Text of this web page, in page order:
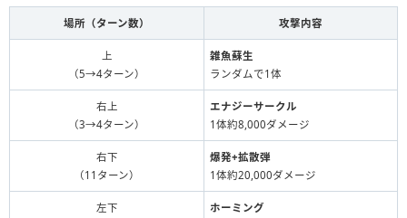
場所（ターン数） 攻撃内容
上
（5→4ターン）
雑魚蘇生
ランダムで1体
右上
（3→4ターン）
エナジーサークル
1体約8,000ダメージ
右下
（11ターン）
爆発+拡散弾
1体約20,000ダメージ
左下
ホーミング